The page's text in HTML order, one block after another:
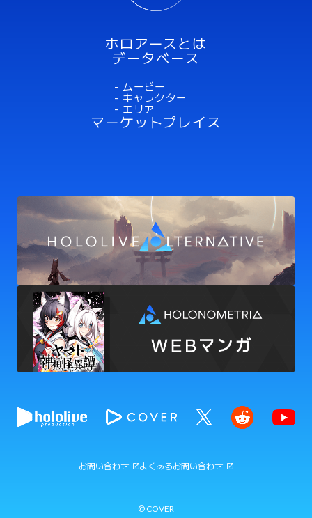
ホロアースとは
データベース
- ムービー
- キャラクター
- エリア
マーケットプレイス
お問い合わせ よくあるお問い合わせ
© COVER